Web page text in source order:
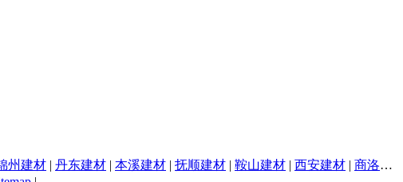
州建材 | 丹东建材 | 本溪建材 | 抚顺建材 | 鞍山建材 | 西安建材 | 商洛建材